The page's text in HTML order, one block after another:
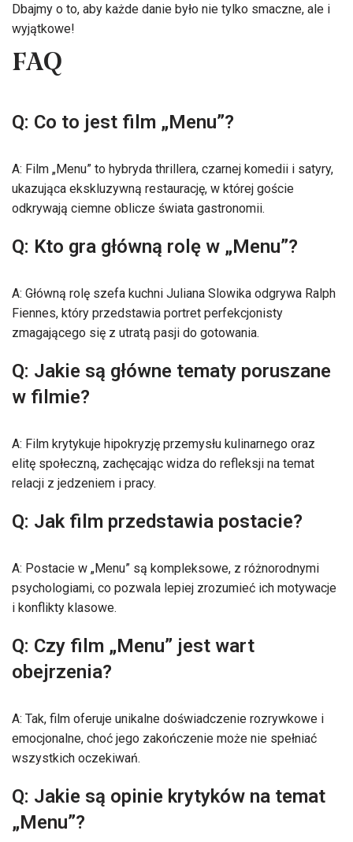
Dbajmy o to, aby każde danie było nie tylko smaczne, ale i
wyjątkowe!
FAQ
Q: Co to jest film „Menu”?
A: Film „Menu” to hybryda thrillera, czarnej komedii i satyry,
ukazująca ekskluzywną restaurację, w której goście
odkrywają ciemne oblicze świata gastronomii.
Q: Kto gra główną rolę w „Menu”?
A: Główną rolę szefa kuchni Juliana Slowika odgrywa Ralph
Fiennes, który przedstawia portret perfekcjonisty
zmagającego się z utratą pasji do gotowania.
Q: Jakie są główne tematy poruszane
w filmie?
A: Film krytykuje hipokryzję przemysłu kulinarnego oraz
elitę społeczną, zachęcając widza do refleksji na temat
relacji z jedzeniem i pracy.
Q: Jak film przedstawia postacie?
A: Postacie w „Menu” są kompleksowe, z różnorodnymi
psychologiami, co pozwala lepiej zrozumieć ich motywacje
i konflikty klasowe.
Q: Czy film „Menu” jest wart
obejrzenia?
A: Tak, film oferuje unikalne doświadczenie rozrywkowe i
emocjonalne, choć jego zakończenie może nie spełniać
wszystkich oczekiwań.
Q: Jakie są opinie krytyków na temat
„Menu”?